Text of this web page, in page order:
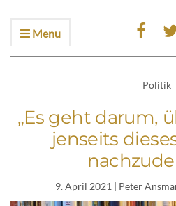
Menu
Politik
„Es geht darum,
jenseits
9. April 2021 | Peter